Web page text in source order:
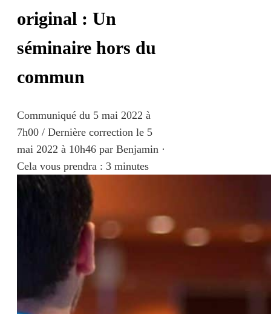
original : Un
séminaire hors du
commun
Communiqué du 5 mai 2022 à
7h00 / Dernière correction le 5
mai 2022 à 10h46 par Benjamin ·
Cela vous prendra : 3 minutes